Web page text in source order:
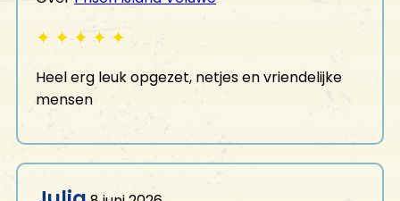
✦ ✦ ✦ ✦ ✦
Heel erg leuk opgezet, netjes en vriendelijke
mensen